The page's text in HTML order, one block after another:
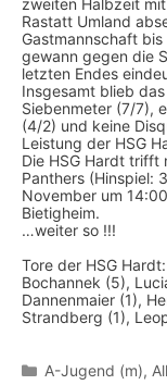
zweiten Halbzeit
Rastatt Umland
Gastmannschaft
gewann gegen die
letzten Endes
Insgesamt blieb
Siebenmeter (7/7),
(4/2) und keine
Leistung der HSG
Die HSG Hardt trifft
Panthers (Hinspiel:
November um
Bietigheim.
…weiter so !!!
Tore der HSG
Bochannek (5),
Dannenmaier (1),
Strandberg (1),
Kategorien
A-Jugend (m),